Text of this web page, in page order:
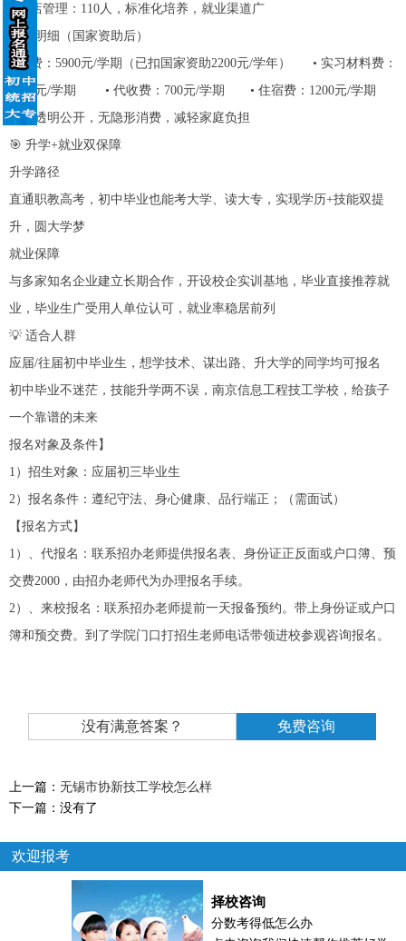
• 酒店管理：110人，标准化培养，就业渠道广
收费明细（国家资助后）
• 学费：5900元/学期（已扣国家资助2200元/学年） • 实习材料费：
1000元/学期 • 代收费：700元/学期 • 住宿费：1200元/学期
收费透明公开，无隐形消费，减轻家庭负担
🎯 升学+就业双保障
升学路径
直通职教高考，初中毕业也能考大学、读大专，实现学历+技能双提
升，圆大学梦
就业保障
与多家知名企业建立长期合作，开设校企实训基地，毕业直接推荐就
业，毕业生广受用人单位认可，就业率稳居前列
💡 适合人群
应届/往届初中毕业生，想学技术、谋出路、升大学的同学均可报名
初中毕业不迷茫，技能升学两不误，南京信息工程技工学校，给孩子
一个靠谱的未来
报名对象及条件】
1）招生对象：应届初三毕业生
2）报名条件：遵纪守法、身心健康、品行端正；（需面试）
【报名方式】
1）、代报名：联系招办老师提供报名表、身份证正反面或户口簿、预
交费2000，由招办老师代为办理报名手续。
2）、来校报名：联系招办老师提前一天报备预约。带上身份证或户口
簿和预交费。到了学院门口打招生老师电话带领进校参观咨询报名。
没有满意答案？ 免费咨询
上一篇： 无锡市协新技工学校怎么样
下一篇： 没有了
欢迎报考
择校咨询
分数考得低怎么办